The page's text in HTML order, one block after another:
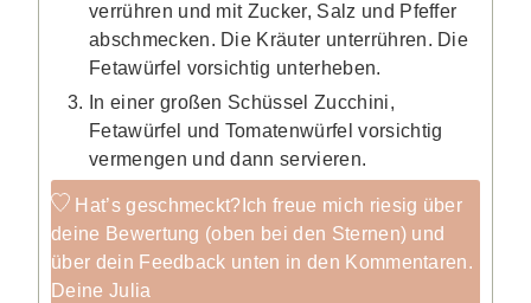
verrühren und mit Zucker, Salz und Pfeffer
abschmecken. Die Kräuter unterrühren. Die
Fetawürfel vorsichtig unterheben.
In einer großen Schüssel Zucchini,
Fetawürfel und Tomatenwürfel vorsichtig
vermengen und dann servieren.
Hat’s geschmeckt? Ich freue mich riesig über
deine Bewertung (oben bei den Sternen) und
über dein Feedback unten in den Kommentaren.
Deine Julia